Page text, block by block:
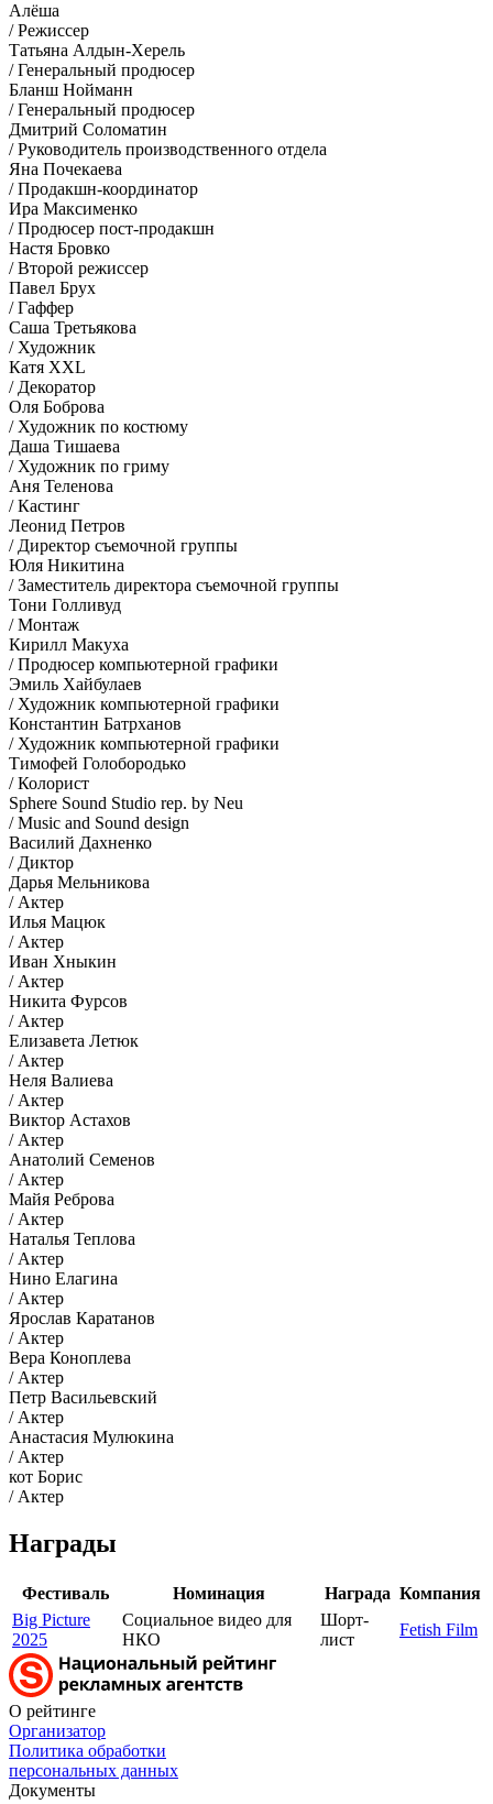
Алёша
/ Режиссер
Татьяна Алдын-Херель
/ Генеральный продюсер
Бланш Нойманн
/ Генеральный продюсер
Дмитрий Соломатин
/ Руководитель производственного отдела
Яна Почекаева
/ Продакшн-координатор
Ира Максименко
/ Продюсер пост-продакшн
Настя Бровко
/ Второй режиссер
Павел Брух
/ Гаффер
Саша Третьякова
/ Художник
Катя XXL
/ Декоратор
Оля Боброва
/ Художник по костюму
Даша Тишаева
/ Художник по гриму
Аня Теленова
/ Кастинг
Леонид Петров
/ Директор съемочной группы
Юля Никитина
/ Заместитель директора съемочной группы
Тони Голливуд
/ Монтаж
Кирилл Макуха
/ Продюсер компьютерной графики
Эмиль Хайбулаев
/ Художник компьютерной графики
Константин Батрханов
/ Художник компьютерной графики
Тимофей Голобородько
/ Колорист
Sphere Sound Studio rep. by Neu
/ Music and Sound design
Василий Дахненко
/ Диктор
Дарья Мельникова
/ Актер
Илья Мацюк
/ Актер
Иван Хныкин
/ Актер
Никита Фурсов
/ Актер
Елизавета Летюк
/ Актер
Неля Валиева
/ Актер
Виктор Астахов
/ Актер
Анатолий Семенов
/ Актер
Майя Реброва
/ Актер
Наталья Теплова
/ Актер
Нино Елагина
/ Актер
Ярослав Каратанов
/ Актер
Вера Коноплева
/ Актер
Петр Васильевский
/ Актер
Анастасия Мулюкина
/ Актер
кот Борис
/ Актер
Награды
Фестиваль Номинация Награда Компания
Big Picture
2025
Социальное видео для
НКО
Шорт-
лист
Fetish Film
О рейтинге
Организатор
Политика обработки
персональных данных
Документы